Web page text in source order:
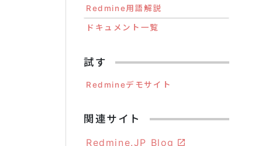
Redmine用語解説
ドキュメント一覧
試す
Redmineデモサイト
関連サイト
Redmine.JP Blog